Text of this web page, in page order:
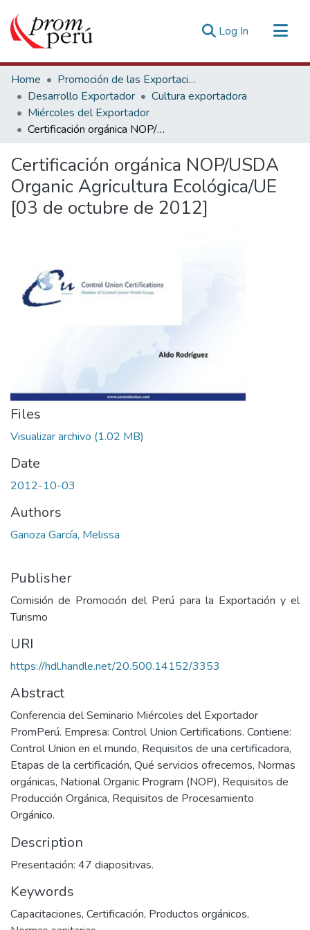
Log In (current)
Communities & Collections
All of DSpace
Statistics
Estadísticas Externas
Home
Promoción de las Exportaciones
Desarrollo Exportador
Cultura exportadora
Miércoles del Exportador
Certificación orgánica NOP/USDA Organic Agricultura Ecológica/UE [03 de octubre de 2012]
Certificación orgánica NOP/USDA
Organic Agricultura Ecológica/UE
[03 de octubre de 2012]
Files
Visualizar archivo (1.02 MB)
Date
2012-10-03
Authors
Ganoza García, Melissa
Publisher
Comisión de Promoción del Perú para la Exportación y el
Turismo
URI
https://hdl.handle.net/20.500.14152/3353
Abstract
Conferencia del Seminario Miércoles del Exportador
PromPerú. Empresa: Control Union Certifications. Contiene:
Control Union en el mundo, Requisitos de una certificadora,
Etapas de la certificación, Qué servicios ofrecemos, Normas
orgánicas, National Organic Program (NOP), Requisitos de
Producción Orgánica, Requisitos de Procesamiento
Orgánico.
Description
Presentación: 47 diapositivas.
Keywords
Capacitaciones, Certificación, Productos orgánicos,